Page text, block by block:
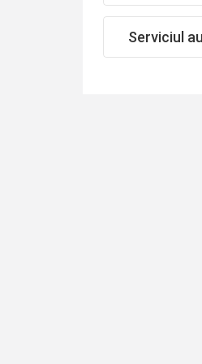
Serviciul